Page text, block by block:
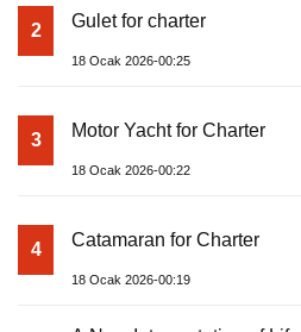
2 Gulet for charter
18 Ocak 2026-00:25
3 Motor Yacht for Charter
18 Ocak 2026-00:22
4 Catamaran for Charter
18 Ocak 2026-00:19